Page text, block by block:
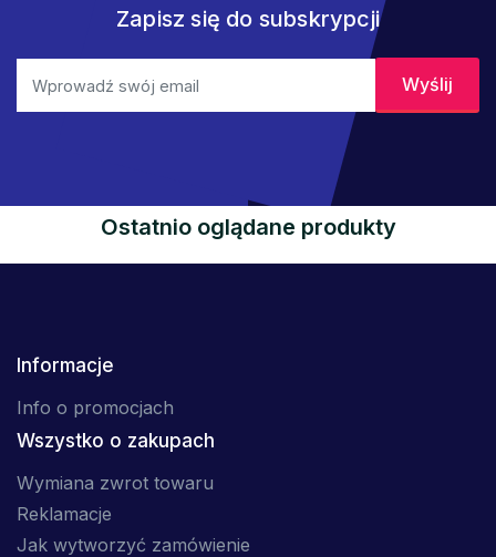
Zapisz się do subskrypcji
Ostatnio oglądane produkty
Informacje
Info o promocjach
Wszystko o zakupach
Wymiana zwrot towaru
Reklamacje
Jak wytworzyć zamówienie